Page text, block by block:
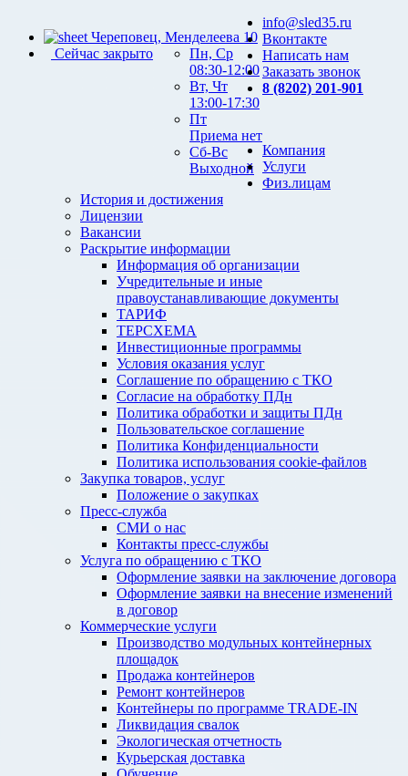
Череповец, Менделеева 10
Сейчас закрыто
Пн, Ср
08:30-12:00
Вт, Чт
13:00-17:30
Пт
Приема нет
Сб-Вс
Выходной
info@sled35.ru
Вконтакте
Написать нам
Заказать звонок
8 (8202) 201-901
Компания
История и достижения
Лицензии
Вакансии
Раскрытие информации
Информация об организации
Учредительные и иные
правоустанавливающие документы
ТАРИФ
ТЕРСХЕМА
Инвестиционные программы
Условия оказания услуг
Соглашение по обращению с ТКО
Согласие на обработку ПДн
Политика обработки и защиты ПДн
Пользовательское соглашение
Политика Конфиденциальности
Политика использования cookie-файлов
Закупка товаров, услуг
Положение о закупках
Пресс-служба
СМИ о нас
Контакты пресс-службы
Услуги
Услуга по обращению с ТКО
Оформление заявки на заключение договора
Оформление заявки на внесение изменений
в договор
Коммерческие услуги
Производство модульных контейнерных
площадок
Продажа контейнеров
Ремонт контейнеров
Контейнеры по программе TRADE-IN
Ликвидация свалок
Экологическая отчетность
Курьерская доставка
Физ.лицам